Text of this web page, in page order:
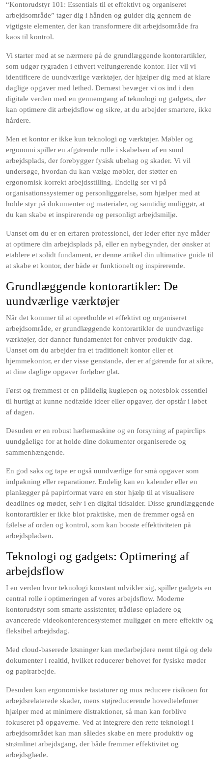
“Kontorudstyr 101: Essentials til et effektivt og organiseret
arbejdsområde” tager dig i hånden og guider dig gennem de
vigtigste elementer, der kan transformere dit arbejdsområde fra
kaos til kontrol.
Vi starter med at se nærmere på de grundlæggende kontorartikler,
som udgør rygraden i ethvert velfungerende kontor. Her vil vi
identificere de uundværlige værktøjer, der hjælper dig med at klare
daglige opgaver med lethed. Dernæst bevæger vi os ind i den
digitale verden med en gennemgang af teknologi og gadgets, der
kan optimere dit arbejdsflow og sikre, at du arbejder smartere, ikke
hårdere.
Men et kontor er ikke kun teknologi og værktøjer. Møbler og
ergonomi spiller en afgørende rolle i skabelsen af en sund
arbejdsplads, der forebygger fysisk ubehag og skader. Vi vil
undersøge, hvordan du kan vælge møbler, der støtter en
ergonomisk korrekt arbejdsstilling. Endelig ser vi på
organisationssystemer og personliggørelse, som hjælper med at
holde styr på dokumenter og materialer, og samtidig muliggør, at
du kan skabe et inspirerende og personligt arbejdsmiljø.
Uanset om du er en erfaren professionel, der leder efter nye måder
at optimere din arbejdsplads på, eller en nybegynder, der ønsker at
etablere et solidt fundament, er denne artikel din ultimative guide til
at skabe et kontor, der både er funktionelt og inspirerende.
Grundlæggende kontorartikler: De
uundværlige værktøjer
Når det kommer til at opretholde et effektivt og organiseret
arbejdsområde, er grundlæggende kontorartikler de uundværlige
værktøjer, der danner fundamentet for enhver produktiv dag.
Uanset om du arbejder fra et traditionelt kontor eller et
hjemmekontor, er der visse genstande, der er afgørende for at sikre,
at dine daglige opgaver forløber glat.
Først og fremmest er en pålidelig kuglepen og notesblok essentiel
til hurtigt at kunne nedfælde ideer eller opgaver, der opstår i løbet
af dagen.
Desuden er en robust hæftemaskine og en forsyning af papirclips
uundgåelige for at holde dine dokumenter organiserede og
sammenhængende.
En god saks og tape er også uundværlige for små opgaver som
indpakning eller reparationer. Endelig kan en kalender eller en
planlægger på papirformat være en stor hjælp til at visualisere
deadlines og møder, selv i en digital tidsalder. Disse grundlæggende
kontorartikler er ikke blot praktiske, men de fremmer også en
følelse af orden og kontrol, som kan booste effektiviteten på
arbejdspladsen.
Teknologi og gadgets: Optimering af
arbejdsflow
I en verden hvor teknologi konstant udvikler sig, spiller gadgets en
central rolle i optimeringen af vores arbejdsflow. Moderne
kontorudstyr som smarte assistenter, trådløse opladere og
avancerede videokonferencesystemer muliggør en mere effektiv og
fleksibel arbejdsdag.
Med cloud-baserede løsninger kan medarbejdere nemt tilgå og dele
dokumenter i realtid, hvilket reducerer behovet for fysiske møder
og papirarbejde.
Desuden kan ergonomiske tastaturer og mus reducere risikoen for
arbejdsrelaterede skader, mens støjreducerende hovedtelefoner
hjælper med at minimere distraktioner, så man kan forblive
fokuseret på opgaverne. Ved at integrere den rette teknologi i
arbejdsområdet kan man således skabe en mere produktiv og
strømlinet arbejdsgang, der både fremmer effektivitet og
arbejdsglæde.